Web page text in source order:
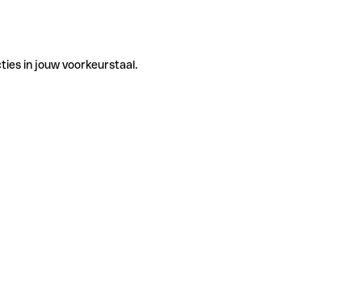
in jouw voorkeurstaal.